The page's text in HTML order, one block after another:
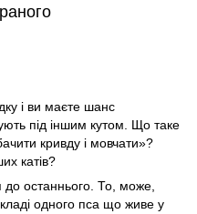
і ви маєте шанс
під іншим кутом. Що таке
кривду і мовчати»?
катів?
до останнього. То, може,
одного пса що живе у